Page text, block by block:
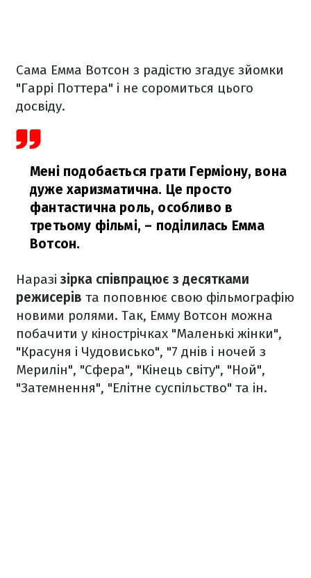
Сама Емма Вотсон з радістю згадує зйомки
"Гаррі Поттера" і не соромиться цього
досвіду.
Мені подобається грати Герміону, вона
дуже харизматична. Це просто
фантастична роль, особливо в
третьому фільмі, – поділилась Емма
Вотсон.
Наразізірка співпрацює з десятками
режисерів та поповнює свою фільмографію
новими ролями. Так, Емму Вотсон можна
побачити у кінострічках "Маленькі жінки",
"Красуня і Чудовисько", "7 днів і ночей з
Мерилін", "Сфера", "Кінець світу", "Ной",
"Затемнення", "Елітне суспільство" та ін.